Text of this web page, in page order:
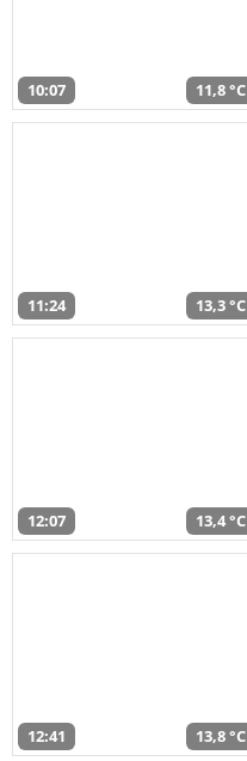
10:07 11,8 °C
11:24 13,3 °C
12:07 13,4 °C
12:41 13,8 °C